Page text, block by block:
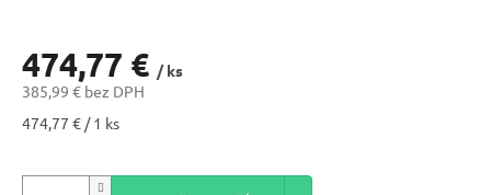
474,77 € / ks
385,99 € bez DPH
Jednotková
474,77 € / 1 ks